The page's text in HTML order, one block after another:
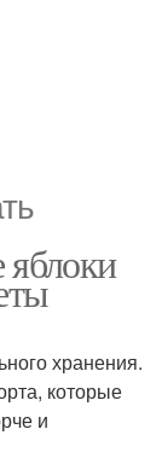
хранения.
которые
и